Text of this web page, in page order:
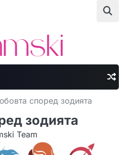
според зодията
зодията
Team